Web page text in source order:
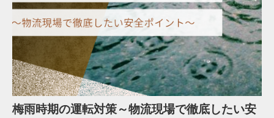
梅雨時期の運転対策～物流現場で徹底したい安